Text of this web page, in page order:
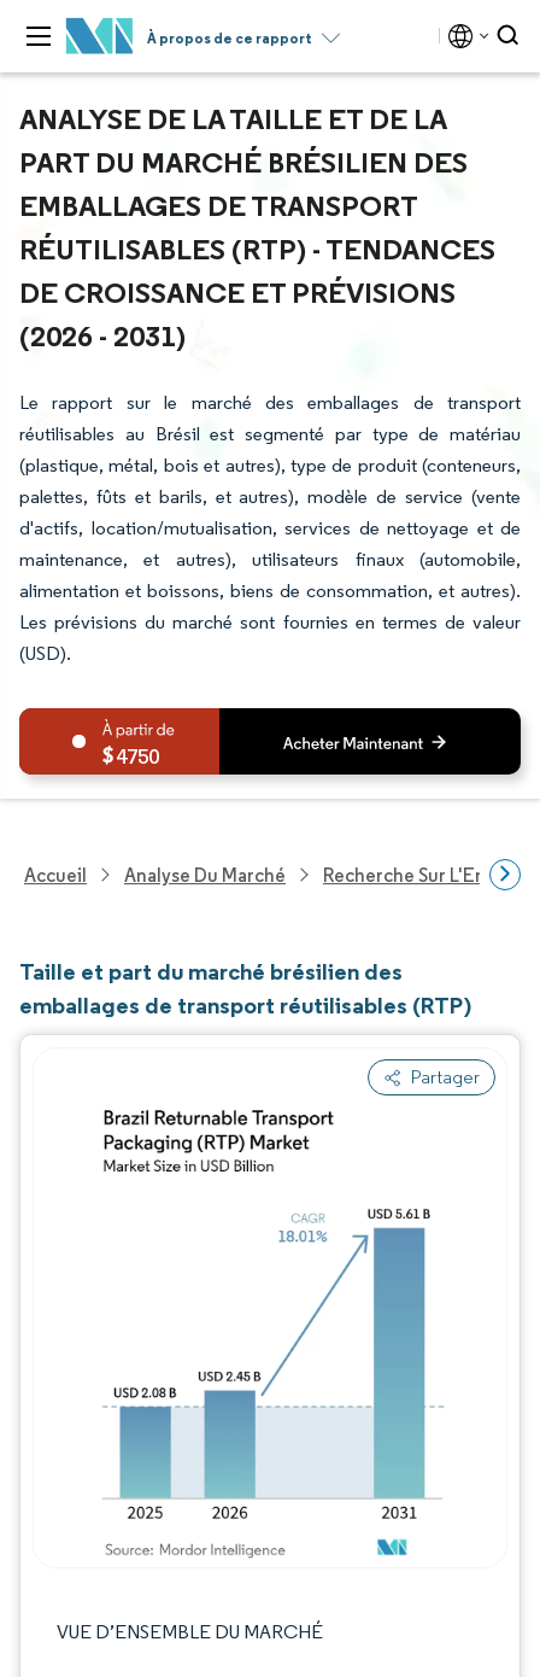
À propos de ce rapport
ANALYSE DE LA TAILLE ET DE LA
PART DU MARCHÉ BRÉSILIEN DES
EMBALLAGES DE TRANSPORT
RÉUTILISABLES (RTP) - TENDANCES
DE CROISSANCE ET PRÉVISIONS
(2026 - 2031)
Le rapport sur le marché des emballages de transport
réutilisables au Brésil est segmenté par type de matériau
(plastique, métal, bois et autres), type de produit (conteneurs,
palettes, fûts et barils, et autres), modèle de service (vente
d'actifs, location/mutualisation, services de nettoyage et de
maintenance, et autres), utilisateurs finaux (automobile,
alimentation et boissons, biens de consommation, et autres).
Les prévisions du marché sont fournies en termes de valeur
(USD).
4750
Accueil Analyse Du Marché Recherche Sur
Taille et part du marché brésilien des
emballages de transport réutilisables (RTP)
Partager
VUE D’ENSEMBLE DU MARCHÉ
Image © Mordor Intelligence. La